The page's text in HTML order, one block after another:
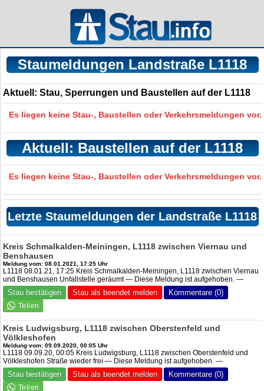
Staumeldungen Landstraße L1118
Aktuell: Stau, Sperrungen und Baustellen auf der L1118
Es liegen keine Stau-, Baustellen oder Verkehrsmeldungen vor.
Aktuell: Baustellen auf der L1118
Es liegen keine Stau-, Baustellen oder Verkehrsmeldungen vor.
Letzte Staumeldungen der Landstraße L1118
Kreis Schmalkalden-Meiningen, L1118 zwischen Viernau und
Benshausen
Meldung vom: 08.01.2021, 17:25 Uhr
L1118 08.01.21, 17:25 Kreis Schmalkalden-Meiningen, L1118 zwischen Viernau
und Benshausen Unfallstelle geräumt — Diese Meldung ist aufgehoben. —
Stau bestätigen Stau als beendet melden Kommentare (0)
Kreis Ludwigsburg, L1118 zwischen Oberstenfeld und
Völkleshofen
Meldung vom: 09.09.2020, 00:05 Uhr
L1118 09.09.20, 00:05 Kreis Ludwigsburg, L1118 zwischen Oberstenfeld und
Völkleshofen Straße wieder frei — Diese Meldung ist aufgehoben. —
Stau bestätigen Stau als beendet melden Kommentare (0)